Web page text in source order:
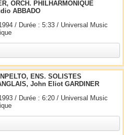
ORCH. PHILHARMONIQUE
ABBADO
/ Durée : 5:33 / Universal Music
ENS. SOLISTES
John Eliot GARDINER
/ Durée : 6:20 / Universal Music